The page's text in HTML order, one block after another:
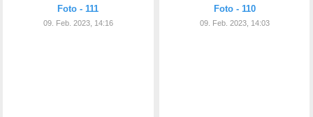
Foto - 111
09. Feb. 2023, 14:16
Foto - 110
09. Feb. 2023, 14:03